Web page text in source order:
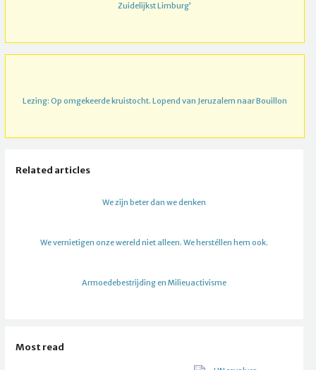
Zuidelijkst Limburg’
Lezing: Op omgekeerde kruistocht. Lopend van Jeruzalem naar Bouillon
Related articles
We zijn beter dan we denken
We vernietigen onze wereld niet alleen. We herstéllen hem ook.
Armoedebestrijding en Milieuactivisme
Most read